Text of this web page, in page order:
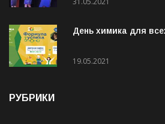
31.05.2021
День химика для